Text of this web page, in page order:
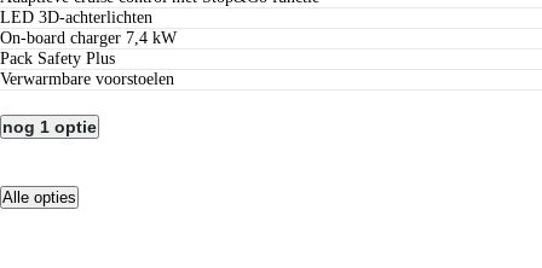
LED 3D-achterlichten
On-board charger 7,4 kW
Pack Safety Plus
Verwarmbare voorstoelen
nog 1 optie
Alle opties